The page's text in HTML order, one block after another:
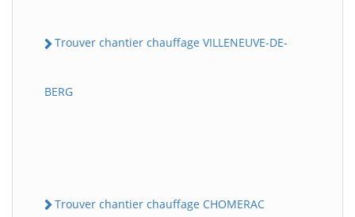
Trouver chantier chauffage VILLENEUVE-DE-
BERG
Trouver chantier chauffage CHOMERAC